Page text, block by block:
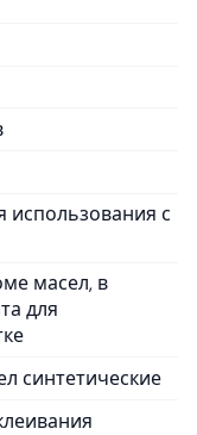
использования с
масел, в
для
синтетические